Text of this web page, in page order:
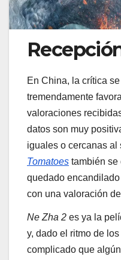
En China, la crítica
tremendamente
valoraciones
datos son muy
iguales o cercanas al
Tomatoes también se
quedado
con una valoración
Ne Zha 2 es ya la
y, dado el ritmo de
complicado que